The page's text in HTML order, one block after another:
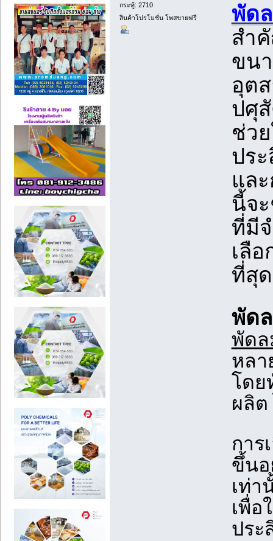
กระทู้: 2710
สินค้าโปรโมชั่น โพสขายฟรี
พัด
สำ
ขน
อุต
ปศุ
ช่ว
ปร
แล
นี้จ
ที่มี
เลื
ที่สุด
พัด
พัด
หลา
โดย
ผลิต
การ
ขึ้นอ
เท่
เพื่อ
ประ